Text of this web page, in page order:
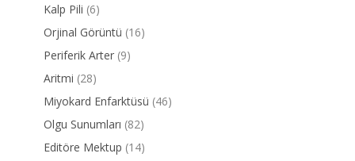
Kalp Pili (6)
Orjinal Görüntü (16)
Periferik Arter (9)
Aritmi (28)
Miyokard Enfarktüsü (46)
Olgu Sunumları (82)
Editöre Mektup (14)